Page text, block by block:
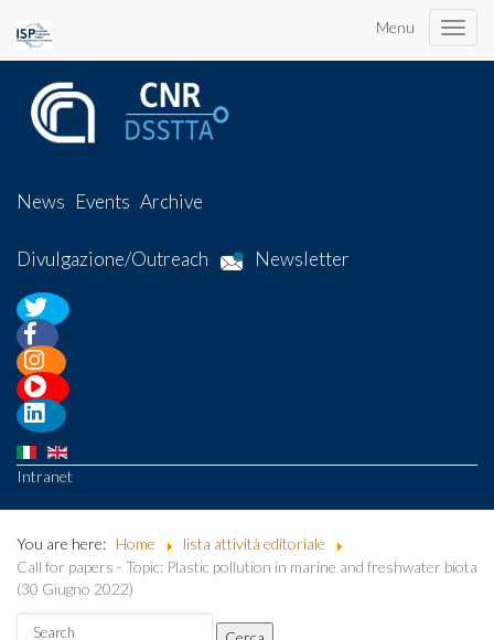
Menu
Toggle
News Events Archive
Divulgazione/Outreach Newsletter
Intranet
You are here: Home
lista attività editoriale
Call for papers - Topic: Plastic pollution in marine and freshwater biota
(30 Giugno 2022)